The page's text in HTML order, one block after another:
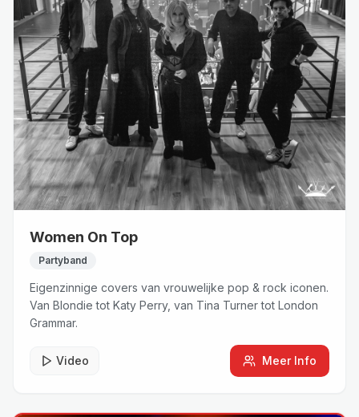
Women On Top
Partyband
Eigenzinnige covers van vrouwelijke pop & rock iconen.
Van Blondie tot Katy Perry, van Tina Turner tot London
Grammar.
Video Meer Info